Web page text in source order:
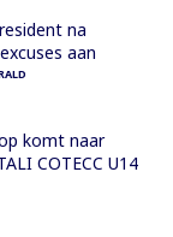
na
aan
komt naar
COTECC U14